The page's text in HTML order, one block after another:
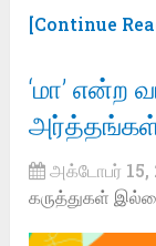
[Continue
‘மா’ என்ற
அக்டோபர் 15,
கருத்துகள்